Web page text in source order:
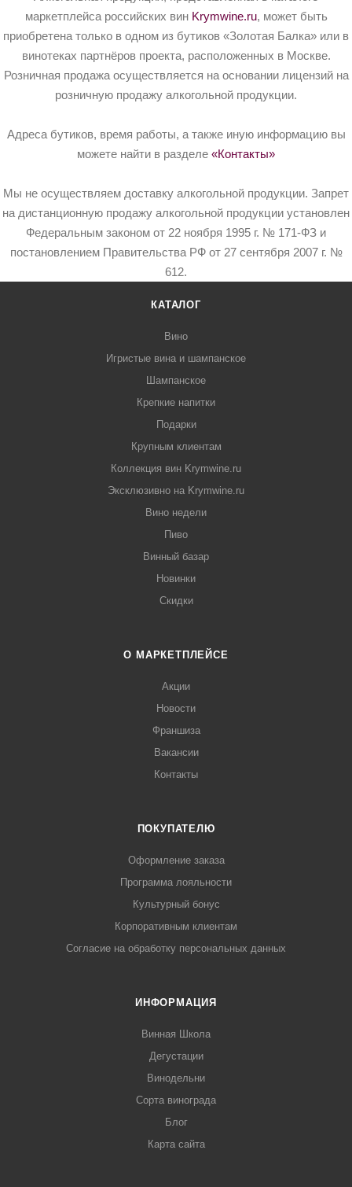
маркетплейса российских вин Krymwine.ru, может быть
приобретена только в одном из бутиков «Золотая Балка» или в
винотеках партнёров проекта, расположенных в Москве.
Розничная продажа осуществляется на основании лицензий на
розничную продажу алкогольной продукции.
Адреса бутиков, время работы, а также иную информацию вы
можете найти в разделе «Контакты»
Мы не осуществляем доставку алкогольной продукции. Запрет
на дистанционную продажу алкогольной продукции установлен
Федеральным законом от 22 ноября 1995 г. № 171-ФЗ и
постановлением Правительства РФ от 27 сентября 2007 г. №
612.
КАТАЛОГ
Вино
Игристые вина и шампанское
Шампанское
Крепкие напитки
Подарки
Крупным клиентам
Коллекция вин Krymwine.ru
Эксклюзивно на Krymwine.ru
Вино недели
Пиво
Винный базар
Новинки
Скидки
О МАРКЕТПЛЕЙСЕ
Акции
Новости
Франшиза
Вакансии
Контакты
ПОКУПАТЕЛЮ
Оформление заказа
Программа лояльности
Культурный бонус
Корпоративным клиентам
Согласие на обработку персональных данных
ИНФОРМАЦИЯ
Винная Школа
Дегустации
Винодельни
Сорта винограда
Блог
Карта сайта